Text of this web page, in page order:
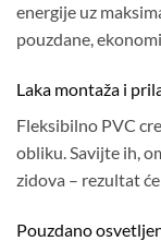
energije uz
pouzdane,
Laka montaža i
Fleksibilno PVC
obliku. Savijte ih,
zidova – rezultat
Pouzdano